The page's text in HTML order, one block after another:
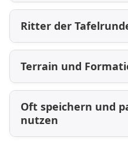
Ritter der
Terrain und
Oft speichern und
nutzen